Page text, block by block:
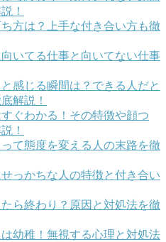
！
方は？上手な付き合い方も徹
いてる仕事と向いてない仕事
感じる瞬間は？できる人だと
解説！
ぐわかる！その特徴や顔つ
！
て態度を変える人の末路を徹
っかちな人の特徴と付き合い
ら終わり？原因と対処法を徹
幼稚！無視する心理と対処法